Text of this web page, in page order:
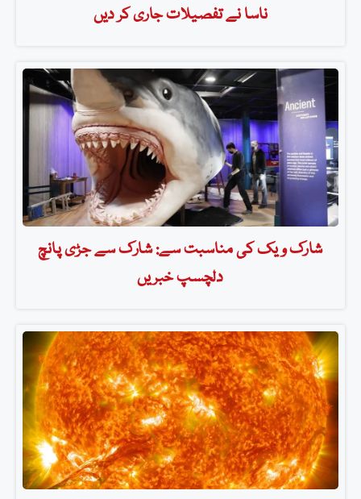
ناسا نے تفصیلات جاری کر دیں
شارک ویک کی مناسبت سے: شارک سے جڑی پانچ
دلچسپ خبریں